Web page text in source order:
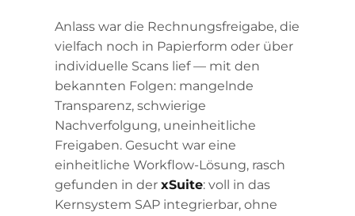
Anlass war die Rechnungsfreigabe, die
vielfach noch in Papierform oder über
individuelle Scans lief — mit den
bekannten Folgen: mangelnde
Transparenz, schwierige
Nachverfolgung, uneinheitliche
Freigaben. Gesucht war eine
einheitliche Workflow-Lösung, rasch
gefunden in der xSuite: voll in das
Kernsystem SAP integrierbar, ohne